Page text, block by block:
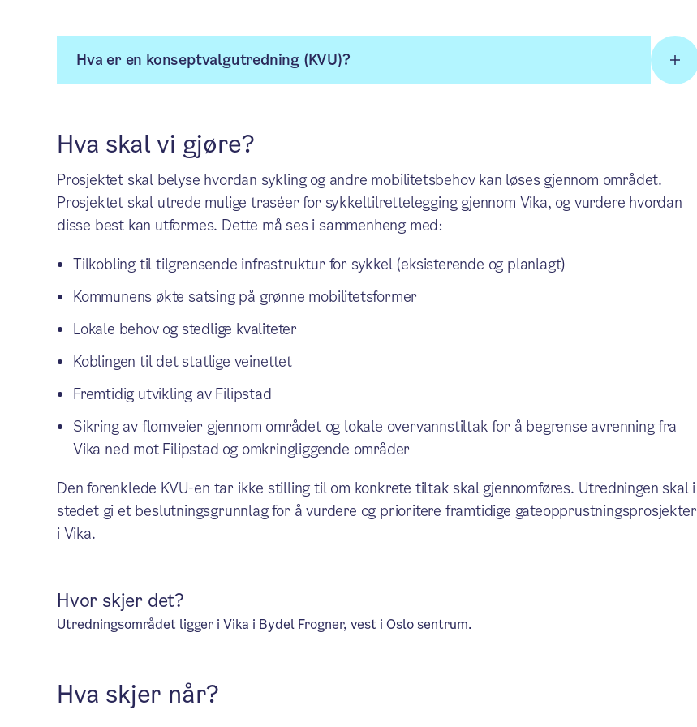
Hva er en konseptvalgutredning (KVU)?
Hva skal vi gjøre?
Prosjektet skal belyse hvordan sykling og andre mobilitetsbehov kan løses gjennom området.
Prosjektet skal utrede mulige traséer for sykkeltilrettelegging gjennom Vika, og vurdere hvordan
disse best kan utformes. Dette må ses i sammenheng med:
Tilkobling til tilgrensende infrastruktur for sykkel (eksisterende og planlagt)
Kommunens økte satsing på grønne mobilitetsformer
Lokale behov og stedlige kvaliteter
Koblingen til det statlige veinettet
Fremtidig utvikling av Filipstad
Sikring av flomveier gjennom området og lokale overvannstiltak for å begrense avrenning fra
Vika ned mot Filipstad og omkringliggende områder
Den forenklede KVU-en tar ikke stilling til om konkrete tiltak skal gjennomføres. Utredningen skal i
stedet gi et beslutningsgrunnlag for å vurdere og prioritere framtidige gateopprustningsprosjekter
i Vika.
Hvor skjer det?
Utredningsområdet ligger i Vika i Bydel Frogner, vest i Oslo sentrum.
Hva skjer når?